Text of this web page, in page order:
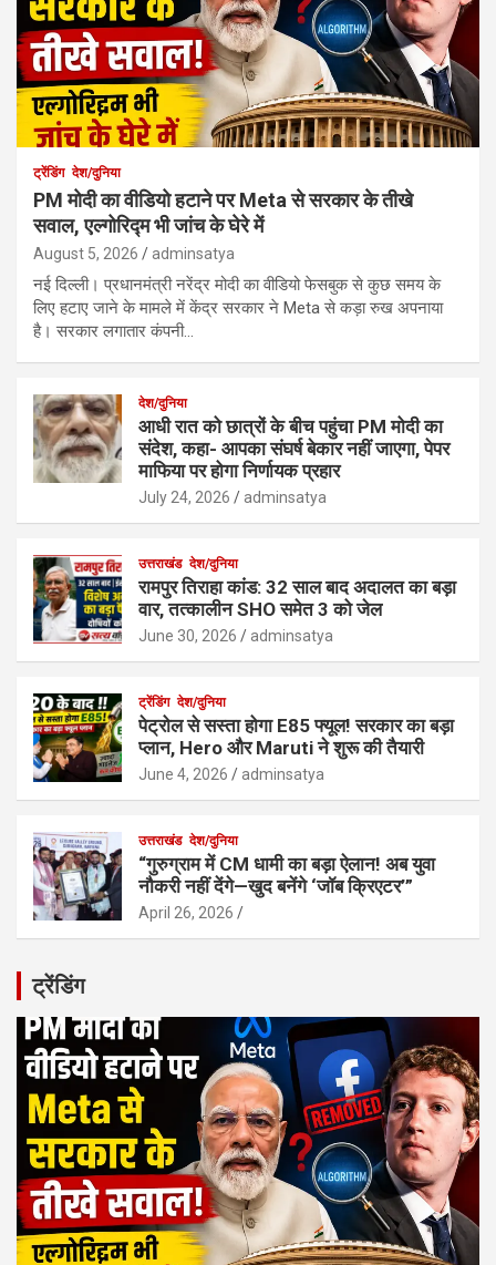
ट्रेंडिंग देश/दुनिया
PM मोदी का वीडियो हटाने पर Meta से सरकार के तीखे
सवाल, एल्गोरिद्म भी जांच के घेरे में
August 5, 2026 adminsatya
नई दिल्ली। प्रधानमंत्री नरेंद्र मोदी का वीडियो फेसबुक से कुछ समय के
लिए हटाए जाने के मामले में केंद्र सरकार ने Meta से कड़ा रुख अपनाया
है। सरकार लगातार कंपनी…
देश/दुनिया
आधी रात को छात्रों के बीच पहुंचा PM मोदी का
संदेश, कहा- आपका संघर्ष बेकार नहीं जाएगा, पेपर
माफिया पर होगा निर्णायक प्रहार
July 24, 2026 adminsatya
उत्तराखंड देश/दुनिया
रामपुर तिराहा कांड: 32 साल बाद अदालत का बड़ा
वार, तत्कालीन SHO समेत 3 को जेल
June 30, 2026 adminsatya
ट्रेंडिंग देश/दुनिया
पेट्रोल से सस्ता होगा E85 फ्यूल! सरकार का बड़ा
प्लान, Hero और Maruti ने शुरू की तैयारी
June 4, 2026 adminsatya
उत्तराखंड देश/दुनिया
“गुरुग्राम में CM धामी का बड़ा ऐलान! अब युवा
नौकरी नहीं देंगे—खुद बनेंगे ‘जॉब क्रिएटर’”
April 26, 2026
ट्रेंडिंग